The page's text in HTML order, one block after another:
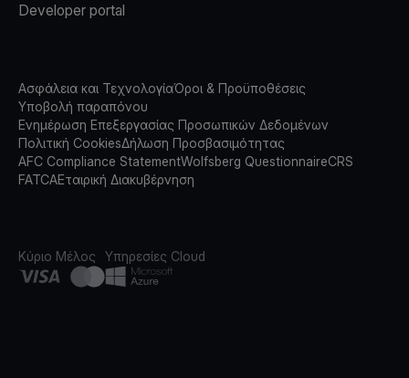
Developer portal
Ασφάλεια και ΤεχνολογίαΌροι & Προϋποθέσεις
Υποβολή παραπόνου
Ενημέρωση Επεξεργασίας Προσωπικών Δεδομένων
Πολιτική CookiesΔήλωση Προσβασιμότητας
AFC Compliance StatementWolfsberg QuestionnaireCRS
FATCAΕταιρική Διακυβέρνηση
Κύριο Μέλος Υπηρεσίες Cloud